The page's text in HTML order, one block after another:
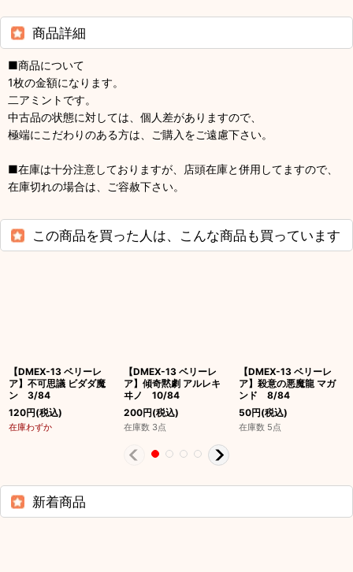
商品詳細
■商品について
1枚の金額になります。
二アミントです。
中古品の状態に対しては、個人差がありますので、
極端にこだわりのある方は、ご購入をご遠慮下さい。
■在庫は十分注意しておりますが、店頭在庫と併用してますので、
在庫切れの場合は、ご容赦下さい。
この商品を買った人は、こんな商品も買っています
【DMEX-13 ベリーレ
ア】不可思議 ビダダ魔
ン 3/84
120円(税込)
在庫わずか
【DMEX-13 ベリーレ
ア】傾奇黙劇 アルレキ
ヰノ 10/84
200円(税込)
在庫数 3点
【DMEX-13 ベリーレ
ア】殺意の悪魔龍 マガ
ンド 8/84
50円(税込)
在庫数 5点
新着商品